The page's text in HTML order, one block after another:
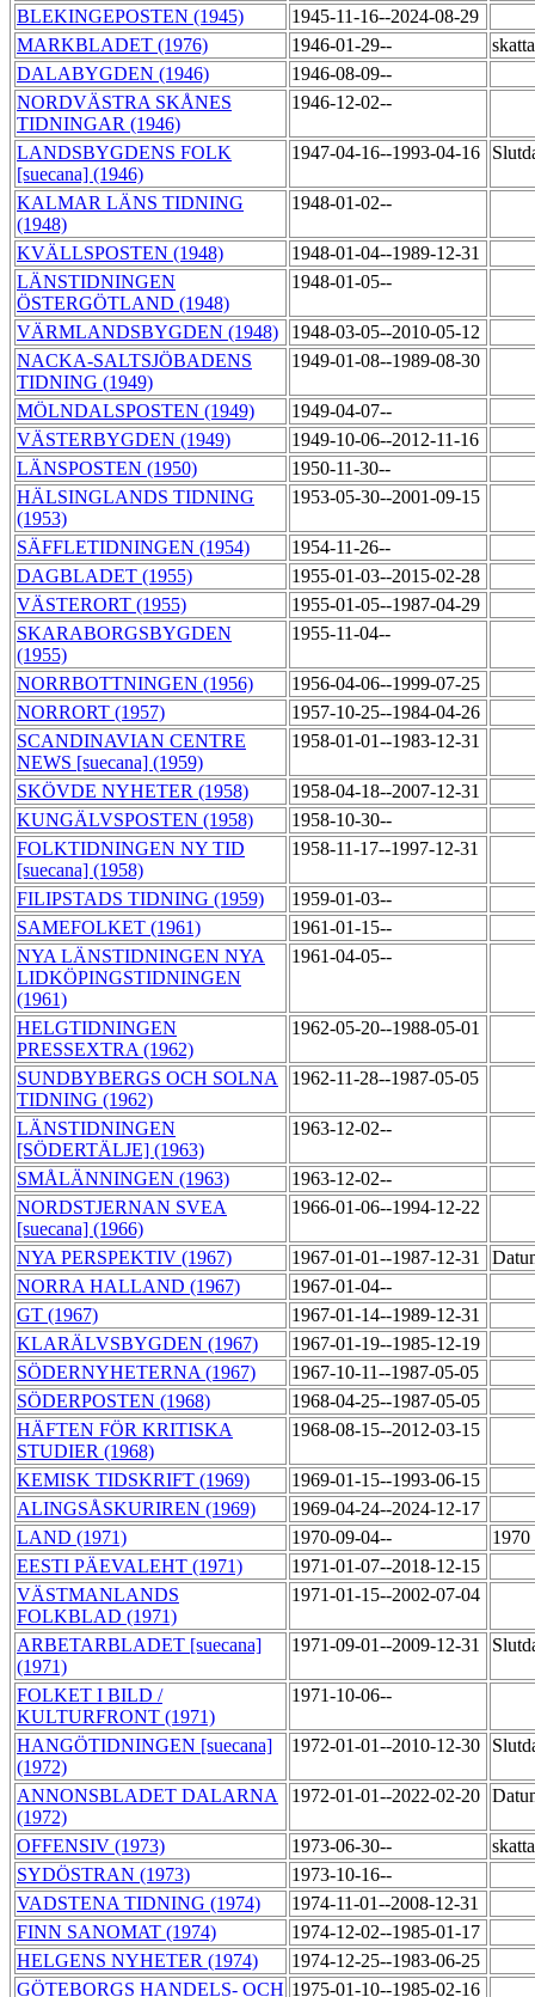
BLEKINGEPOSTEN (1945)
1945-11-16--2024-08-29
MARKBLADET (1976)
1946-01-29--
DALABYGDEN (1946)
1946-08-09--
NORDVÄSTRA SKÅNES
TIDNINGAR (1946)
1946-12-02--
LANDSBYGDENS FOLK
[suecana] (1946)
1947-04-16--1993-04-16
KALMAR LÄNS TIDNING
(1948)
1948-01-02--
KVÄLLSPOSTEN (1948)
1948-01-04--1989-12-31
LÄNSTIDNINGEN
ÖSTERGÖTLAND (1948)
1948-01-05--
VÄRMLANDSBYGDEN (1948)
1948-03-05--2010-05-12
NACKA-SALTSJÖBADENS
TIDNING (1949)
1949-01-08--1989-08-30
MÖLNDALSPOSTEN (1949)
1949-04-07--
VÄSTERBYGDEN (1949)
1949-10-06--2012-11-16
LÄNSPOSTEN (1950)
1950-11-30--
HÄLSINGLANDS TIDNING
(1953)
1953-05-30--2001-09-15
SÄFFLETIDNINGEN (1954)
1954-11-26--
DAGBLADET (1955)
1955-01-03--2015-02-28
VÄSTERORT (1955)
1955-01-05--1987-04-29
SKARABORGSBYGDEN
(1955)
1955-11-04--
NORRBOTTNINGEN (1956)
1956-04-06--1999-07-25
NORRORT (1957)
1957-10-25--1984-04-26
SCANDINAVIAN CENTRE
NEWS [suecana] (1959)
1958-01-01--1983-12-31
SKÖVDE NYHETER (1958)
1958-04-18--2007-12-31
KUNGÄLVSPOSTEN (1958)
1958-10-30--
FOLKTIDNINGEN NY TID
[suecana] (1958)
1958-11-17--1997-12-31
FILIPSTADS TIDNING (1959)
1959-01-03--
SAMEFOLKET (1961)
1961-01-15--
NYA LÄNSTIDNINGEN NYA
LIDKÖPINGSTIDNINGEN
(1961)
1961-04-05--
HELGTIDNINGEN
PRESSEXTRA (1962)
1962-05-20--1988-05-01
SUNDBYBERGS OCH SOLNA
TIDNING (1962)
1962-11-28--1987-05-05
LÄNSTIDNINGEN
[SÖDERTÄLJE] (1963)
1963-12-02--
SMÅLÄNNINGEN (1963)
1963-12-02--
NORDSTJERNAN SVEA
[suecana] (1966)
1966-01-06--1994-12-22
NYA PERSPEKTIV (1967) 1967-01-01--1987-12-31
NORRA HALLAND (1967)
1967-01-04--
GT (1967)
1967-01-14--1989-12-31
KLARÄLVSBYGDEN (1967)
1967-01-19--1985-12-19
SÖDERNYHETERNA (1967)
1967-10-11--1987-05-05
SÖDERPOSTEN (1968)
1968-04-25--1987-05-05
HÄFTEN FÖR KRITISKA
STUDIER (1968)
1968-08-15--2012-03-15
KEMISK TIDSKRIFT (1969)
1969-01-15--1993-06-15
ALINGSÅSKURIREN (1969)
1969-04-24--2024-12-17
LAND (1971)
1970-09-04--
EESTI PÄEVALEHT (1971)
1971-01-07--2018-12-15
VÄSTMANLANDS
FOLKBLAD (1971)
1971-01-15--2002-07-04
ARBETARBLADET [suecana]
(1971)
1971-09-01--2009-12-31
FOLKET I BILD /
KULTURFRONT (1971)
1971-10-06--
HANGÖTIDNINGEN [suecana]
(1972)
1972-01-01--2010-12-30
ANNONSBLADET DALARNA
(1972)
1972-01-01--2022-02-20
OFFENSIV (1973) 1973-06-30--
SYDÖSTRAN (1973)
1973-10-16--
VADSTENA TIDNING (1974)
1974-11-01--2008-12-31
FINN SANOMAT (1974)
1974-12-02--1985-01-17
HELGENS NYHETER (1974)
1974-12-25--1983-06-25
GÖTEBORGS HANDELS- OCH 1975-01-10--1985-02-16